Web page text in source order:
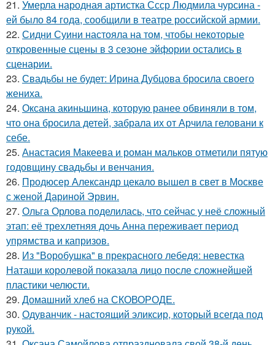
21. Умерла народная артистка Ссср Людмила чурсина -
ей было 84 года, сообщили в театре российской армии.
22. Сидни Суини настояла на том, чтобы некоторые
откровенные сцены в 3 сезоне эйфории остались в
сценарии.
23. Свадьбы не будет: Ирина Дубцова бросила своего
жениха.
24. Оксана акиньшина, которую ранее обвиняли в том,
что она бросила детей, забрала их от Арчила геловани к
себе.
25. Анастасия Макеева и роман мальков отметили пятую
годовщину свадьбы и венчания.
26. Продюсер Александр цекало вышел в свет в Москве
с женой Дариной Эрвин.
27. Ольга Орлова поделилась, что сейчас у неё сложный
этап: её трехлетняя дочь Анна переживает период
упрямства и капризов.
28. Из "Воробушка" в прекрасного лебедя: невестка
Наташи королевой показала лицо после сложнейшей
пластики челюсти.
29. Домашний хлеб на СКОВОРОДЕ.
30. Одуванчик - настоящий эликсир, который всегда под
рукой.